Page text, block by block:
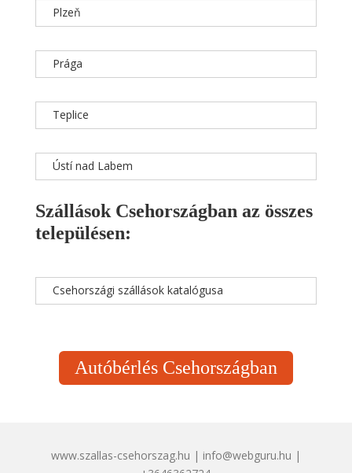
Plzeň
Prága
Teplice
Ústí nad Labem
Szállások Csehországban az összes
településen:
Csehországi szállások katalógusa
Autóbérlés Csehországban
www.szallas-csehorszag.hu | info@webguru.hu |